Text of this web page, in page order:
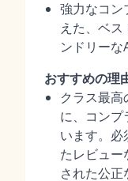
強力なコン
えた、ベ
ンドリーな
おすすめの理
クラス最
に、コン
います。
たレビュ
された公